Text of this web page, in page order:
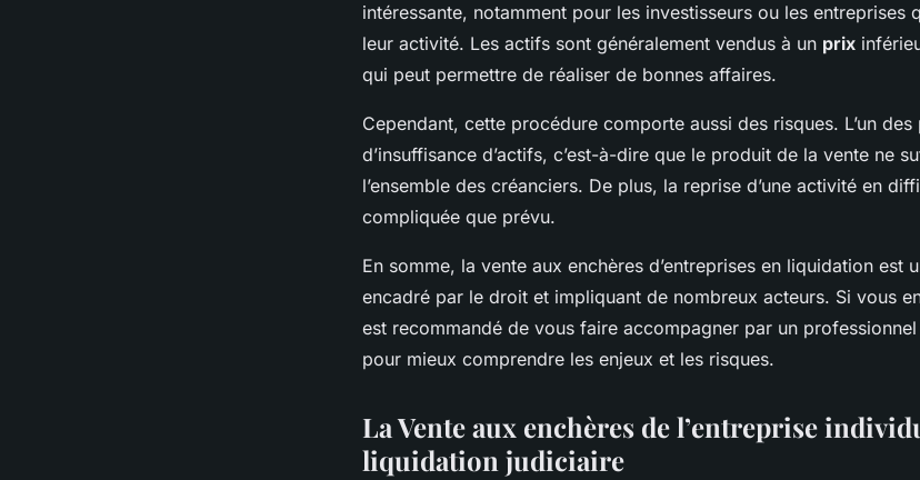
intéressante, notamment pour les investisseurs ou les entreprises
leur activité. Les actifs sont généralement vendus à un prix
qui peut permettre de réaliser de bonnes affaires.
Cependant, cette procédure comporte aussi des risques. L’un
d’insuffisance d’actifs, c’est-à-dire que le produit de la vente ne
l’ensemble des créanciers. De plus, la reprise d’une activité en
compliquée que prévu.
En somme, la vente aux enchères d’entreprises en liquidation est
encadré par le droit et impliquant de nombreux acteurs. Si vous
est recommandé de vous faire accompagner par un
pour mieux comprendre les enjeux et les risques.
La Vente aux enchères de l’entreprise
liquidation judiciaire